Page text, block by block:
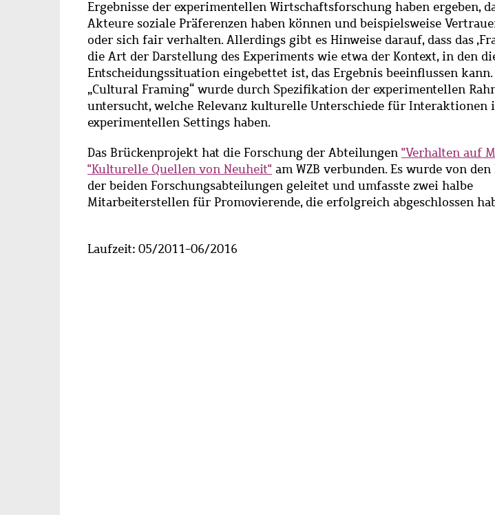
Main
content
Ergebnisse der experimentellen Wirtschaftsforschung haben ergeben,
Akteure soziale Präferenzen haben können und beispielsweise
oder sich fair verhalten. Allerdings gibt es Hinweise darauf, dass das
die Art der Darstellung des Experiments wie etwa der Kontext, in den
Entscheidungssituation eingebettet ist, das Ergebnis beeinflussen
„Cultural Framing“ wurde durch Spezifikation der experimentellen
untersucht, welche Relevanz kulturelle Unterschiede für Interaktionen
experimentellen Settings haben.
Das Brückenprojekt hat die Forschung der Abteilungen "Verhalten auf
"Kulturelle Quellen von Neuheit" am WZB verbunden. Es wurde von
der beiden Forschungsabteilungen geleitet und umfasste zwei halbe
Mitarbeiterstellen für Promovierende, die erfolgreich abgeschlossen
Laufzeit: 05/2011-06/2016